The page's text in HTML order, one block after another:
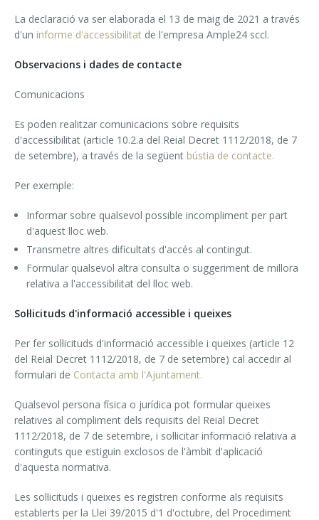
La declaració va ser elaborada el 13 de maig de 2021 a través
d'un informe d'accessibilitat de l'empresa Ample24 sccl.
Observacions i dades de contacte
Comunicacions
Es poden realitzar comunicacions sobre requisits
d'accessibilitat (article 10.2.a del Reial Decret 1112/2018, de 7
de setembre), a través de la següent bústia de contacte.
Per exemple:
Informar sobre qualsevol possible incompliment per part
d'aquest lloc web.
Transmetre altres dificultats d'accés al contingut.
Formular qualsevol altra consulta o suggeriment de millora
relativa a l'accessibilitat del lloc web.
Sol·licituds d'informació accessible i queixes
Per fer sol·licituds d'informació accessible i queixes (article 12
del Reial Decret 1112/2018, de 7 de setembre) cal accedir al
formulari de Contacta amb l'Ajuntament.
Qualsevol persona física o jurídica pot formular queixes
relatives al compliment dels requisits del Reial Decret
1112/2018, de 7 de setembre, i sol·licitar informació relativa a
continguts que estiguin exclosos de l'àmbit d'aplicació
d'aquesta normativa.
Les sol·licituds i queixes es registren conforme als requisits
establerts per la Llei 39/2015 d'1 d'octubre, del Procediment